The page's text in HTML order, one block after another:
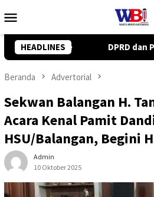
ke
Mobile
HEADLINES
Balangan Resmi Setujui
Beranda Advertorial
Sekwan Balangan H.
Acara Kenal Pamit
HSU/Balangan, Begini
Admin
10 Oktober 2025